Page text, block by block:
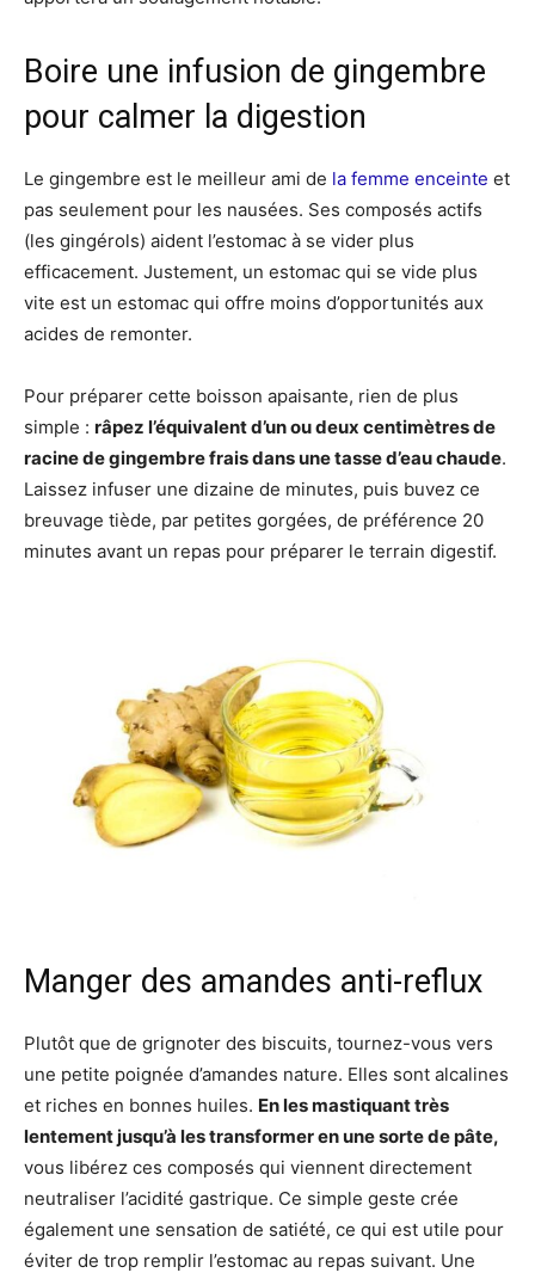
Boire une infusion de gingembre
pour calmer la digestion
Le gingembre est le meilleur ami de la femme enceinte et
pas seulement pour les nausées. Ses composés actifs
(les gingérols) aident l’estomac à se vider plus
efficacement. Justement, un estomac qui se vide plus
vite est un estomac qui offre moins d’opportunités aux
acides de remonter.
Pour préparer cette boisson apaisante, rien de plus
simple : râpez l’équivalent d’un ou deux centimètres de
racine de gingembre frais dans une tasse d’eau chaude.
Laissez infuser une dizaine de minutes, puis buvez ce
breuvage tiède, par petites gorgées, de préférence 20
minutes avant un repas pour préparer le terrain digestif.
Manger des amandes anti-reflux
Plutôt que de grignoter des biscuits, tournez-vous vers
une petite poignée d’amandes nature. Elles sont alcalines
et riches en bonnes huiles. En les mastiquant très
lentement jusqu’à les transformer en une sorte de pâte,
vous libérez ces composés qui viennent directement
neutraliser l’acidité gastrique. Ce simple geste crée
également une sensation de satiété, ce qui est utile pour
éviter de trop remplir l’estomac au repas suivant. Une